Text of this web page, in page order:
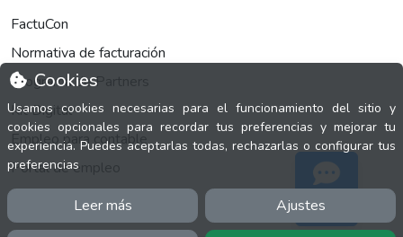
Cookies
Usamos cookies necesarias para el funcionamiento del sitio y
cookies opcionales para recordar tus preferencias y mejorar tu
experiencia. Puedes aceptarlas todas, rechazarlas o configurar tus
preferencias
Leer más Ajustes
FactuCon
Normativa de facturación
Programa de Partners
Kit Digital
Empleo para contable
Portal de empleo
Soporte